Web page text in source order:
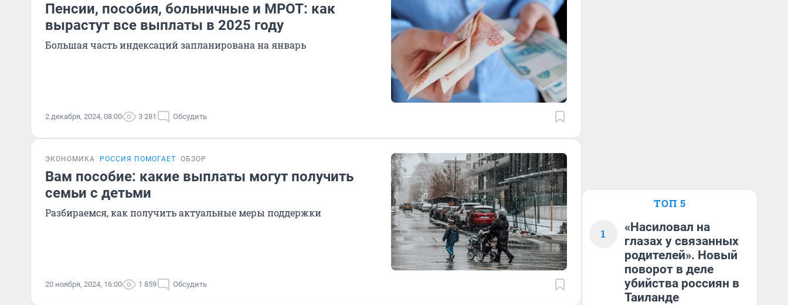
Пенсии, пособия, больничные и МРОТ: как
вырастут все выплаты в 2025 году
Большая часть индексаций запланирована на январь
2 декабря, 2024, 08:00 3 281 Обсудить
ЭКОНОМИКА РОССИЯ ПОМОГАЕТ ОБЗОР
Вам пособие: какие выплаты могут получить
семьи с детьми
Разбираемся, как получить актуальные меры поддержки
20 ноября, 2024, 16:00 1 859 Обсудить
ТОП 5
1
«Насиловал на
глазах у связанных
родителей». Новый
поворот в деле
убийства россиян в
Таиланде